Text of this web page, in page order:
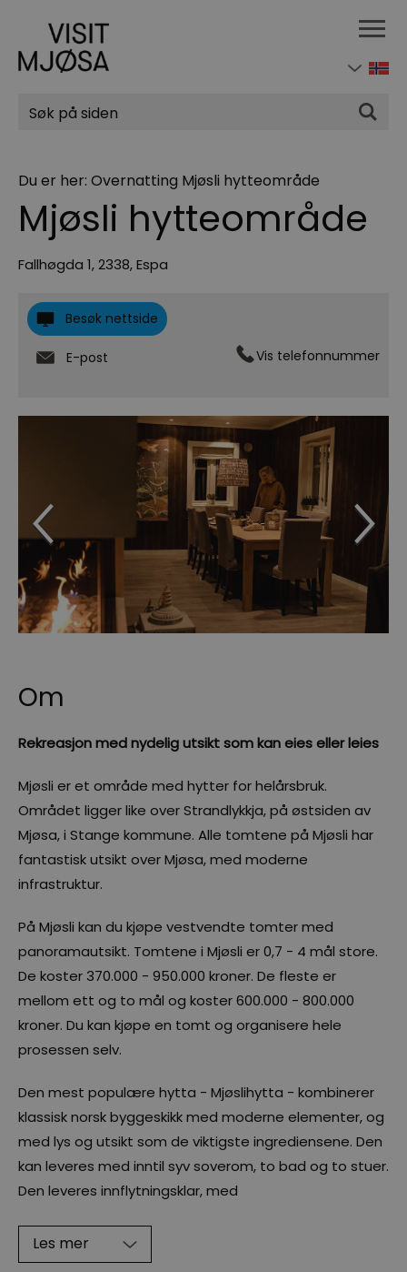
Søk
Du er her: Overnatting Mjøsli hytteområde
Mjøsli hytteområde
Fallhøgda 1,2338,Espa
Besøk nettside
E-post Vis telefonnummer
Om
Rekreasjon med nydelig utsikt som kan eies eller leies
Mjøsli er et område med hytter for helårsbruk.
Området ligger like over Strandlykkja, på østsiden av
Mjøsa, i Stange kommune. Alle tomtene på Mjøsli har
fantastisk utsikt over Mjøsa, med moderne
infrastruktur.
På Mjøsli kan du kjøpe vestvendte tomter med
panoramautsikt. Tomtene i Mjøsli er 0,7 - 4 mål store.
De koster 370.000 - 950.000 kroner. De fleste er
mellom ett og to mål og koster 600.000 - 800.000
kroner. Du kan kjøpe en tomt og organisere hele
prosessen selv.
Den mest populære hytta - Mjøslihytta - kombinerer
klassisk norsk byggeskikk med moderne elementer, og
med lys og utsikt som de viktigste ingrediensene. Den
kan leveres med inntil syv soverom, to bad og to stuer.
Den leveres innflytningsklar, med
Les mer